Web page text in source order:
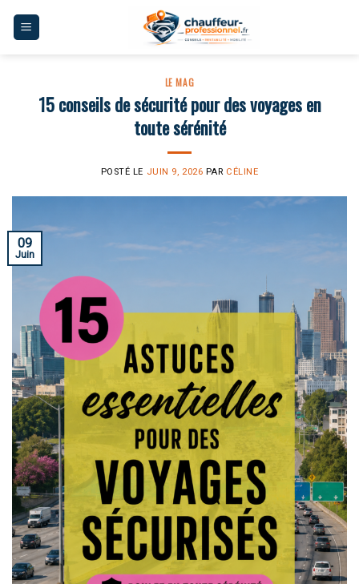
LE MAG
15 conseils de sécurité pour des voyages en
toute sérénité
POSTÉ LE JUIN 9, 2026 PAR CÉLINE
09
Juin